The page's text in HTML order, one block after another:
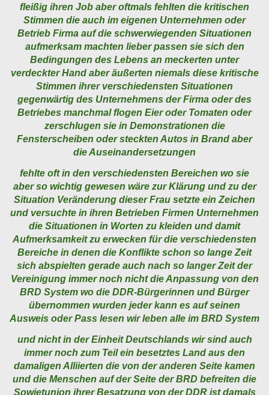
fleißig ihren Job aber oftmals fehlten die kritischen
Stimmen die auch im eigenen Unternehmen oder
Betrieb Firma auf die schwerwiegenden Situationen
aufmerksam machten lieber passen sie sich den
Bedingungen des Lebens an meckerten unter
verdeckter Hand aber äußerten niemals diese kritische
Stimmen ihrer verschiedensten Situationen
gegenwärtig des Unternehmens der Firma oder des
Betriebes manchmal flogen Eier oder Tomaten oder
zerschlugen sie in Demonstrationen die
Fensterscheiben oder steckten Autos in Brand aber
die Auseinandersetzungen
fehlte oft in den verschiedensten Bereichen wo sie
aber so wichtig gewesen wäre zur Klärung und zu der
Situation Veränderung dieser Frau setzte ein Zeichen
und versuchte in ihren Betrieben Firmen Unternehmen
die Situationen in Worten zu kleiden und damit
Aufmerksamkeit zu erwecken für die verschiedensten
Bereiche in denen die Konflikte schon so lange Zeit
sich abspielten gerade auch nach so langer Zeit der
Vereinigung immer noch nicht die Anpassung von den
BRD System wo die DDR-Bürgerinnen und Bürger
übernommen wurden jeder kann es auf seinen
Ausweis oder Pass lesen wir leben alle im BRD System
und nicht in der Einheit Deutschlands wir sind auch
immer noch zum Teil ein besetztes Land aus den
damaligen Alliierten die von der anderen Seite kamen
und die Menschen auf der Seite der BRD befreiten die
Sowjetunion ihrer Besatzung von der DDR ist damals